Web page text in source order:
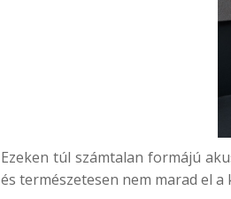
Ezeken túl számtalan formájú
és természetesen nem marad el